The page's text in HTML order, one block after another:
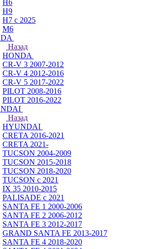
H6
H9
H7 с 2025
M6
Назад
HONDA
CR-V 3 2007-2012
CR-V 4 2012-2016
CR-V 5 2017-2022
PILOT 2008-2016
PILOT 2016-2022
Назад
HYUNDAI
CRETA 2016-2021
CRETA 2021-
TUCSON 2004-2009
TUCSON 2015-2018
TUCSON 2018-2020
TUCSON с 2021
IX 35 2010-2015
PALISADE с 2021
SANTA FE 1 2000-2006
SANTA FE 2 2006-2012
SANTA FE 3 2012-2017
GRAND SANTA FE 2013-2017
SANTA FE 4 2018-2020